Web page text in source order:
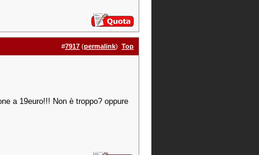
#7917 (permalink) Top
a 19euro!!! Non è troppo? oppure